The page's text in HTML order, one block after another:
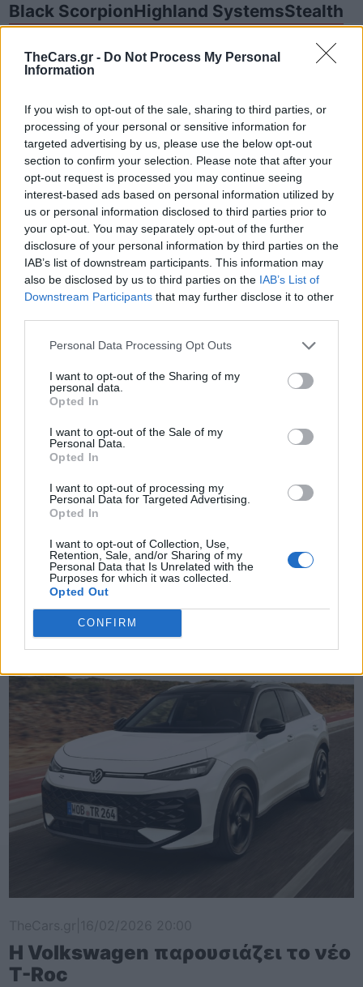
TheCars.gr - Do Not Process My Personal
Information
If you wish to opt-out of the sale, sharing to third parties, or
processing of your personal or sensitive information for
targeted advertising by us, please use the below opt-out
section to confirm your selection. Please note that after your
opt-out request is processed you may continue seeing
interest-based ads based on personal information utilized by
us or personal information disclosed to third parties prior to
your opt-out. You may separately opt-out of the further
disclosure of your personal information by third parties on the
IAB’s list of downstream participants. This information may
also be disclosed by us to third parties on the IAB’s List of
Downstream Participants that may further disclose it to other
Personal Data Processing Opt Outs
I want to opt-out of the Sharing of my
personal data.
Opted In
I want to opt-out of the Sale of my
Personal Data.
Opted In
I want to opt-out of processing my
Personal Data for Targeted Advertising.
Opted In
I want to opt-out of Collection, Use,
Retention, Sale, and/or Sharing of my
Personal Data that Is Unrelated with the
Purposes for which it was collected.
Opted Out
CONFIRM
Black ScorpionHighland SystemsStealth
Δείτε επίσης
TheCars.gr|19/02/2026 18:00
Δοκιμάζουμε το οικογενειακό
ηλεκτρικό Omoda 5
Η Volkswagen παρουσιάζει το νέο
T-Roc